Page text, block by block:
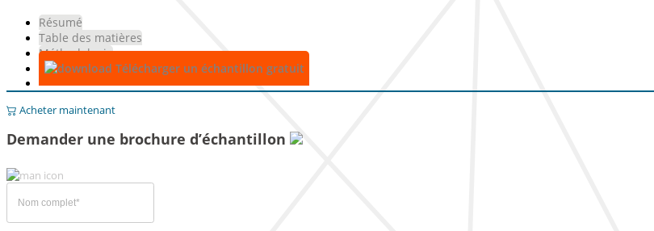
Résumé
Table des matières
Méthodologie
Télécharger un échantillon gratuit
Acheter maintenant
Demander une brochure d’échantillon